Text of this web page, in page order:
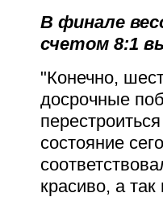
В финале
счетом 8:1
"Конечно,
досрочные
состояние
красиво, а